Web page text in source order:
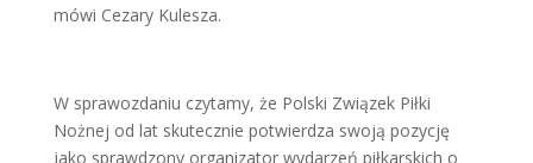
mówi Cezary Kulesza.
W sprawozdaniu czytamy, że Polski Związek Piłki
Nożnej od lat skutecznie potwierdza swoją pozycję
jako sprawdzony organizator wydarzeń piłkarskich o